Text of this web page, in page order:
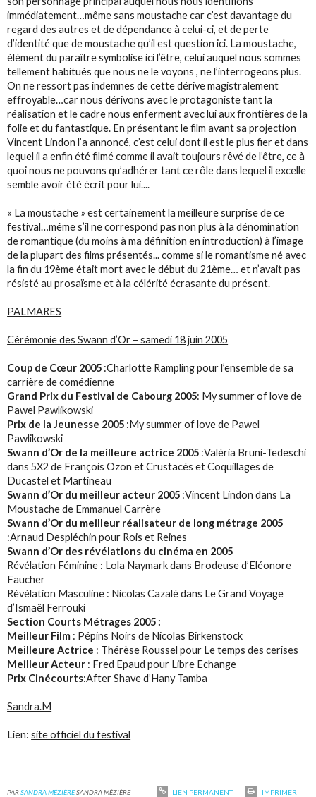
immédiatement…même sans moustache car c’est davantage du
regard des autres et de dépendance à celui-ci, et de perte
d’identité que de moustache qu’il est question ici. La moustache,
élément du paraître symbolise ici l’être, celui auquel nous sommes
tellement habitués que nous ne le voyons , ne l’interrogeons plus.
On ne ressort pas indemnes de cette dérive magistralement
effroyable…car nous dérivons avec le protagoniste tant la
réalisation et le cadre nous enferment avec lui aux frontières de la
folie et du fantastique. En présentant le film avant sa projection
Vincent Lindon l’a annoncé, c’est celui dont il est le plus fier et dans
lequel il a enfin été filmé comme il avait toujours rêvé de l’être, ce à
quoi nous ne pouvons qu’adhérer tant ce rôle dans lequel il excelle
semble avoir été écrit pour lui....
« La moustache » est certainement la meilleure surprise de ce
festival…même s’il ne correspond pas non plus à la dénomination
de romantique (du moins à ma définition en introduction) à l’image
de la plupart des films présentés... comme si le romantisme né avec
la fin du 19ème était mort avec le début du 21ème… et n’avait pas
résisté au prosaïsme et à la célérité écrasante du présent.
PALMARES
Cérémonie des Swann d’Or – samedi 18 juin 2005
Coup de Cœur 2005 :Charlotte Rampling pour l’ensemble de sa
carrière de comédienne
Grand Prix du Festival de Cabourg 2005: My summer of love de
Pawel Pawlikowski
Prix de la Jeunesse 2005 :My summer of love de Pawel
Pawlikowski
Swann d’Or de la meilleure actrice 2005 :Valéria Bruni-Tedeschi
dans 5X2 de François Ozon et Crustacés et Coquillages de
Ducastel et Martineau
Swann d’Or du meilleur acteur 2005 :Vincent Lindon dans La
Moustache de Emmanuel Carrère
Swann d’Or du meilleur réalisateur de long métrage 2005
:Arnaud Despléchin pour Rois et Reines
Swann d’Or des révélations du cinéma en 2005
Révélation Féminine : Lola Naymark dans Brodeuse d’Eléonore
Faucher
Révélation Masculine : Nicolas Cazalé dans Le Grand Voyage
d’Ismaël Ferrouki
Section Courts Métrages 2005 :
Meilleur Film : Pépins Noirs de Nicolas Birkenstock
Meilleure Actrice : Thérèse Roussel pour Le temps des cerises
Meilleur Acteur : Fred Epaud pour Libre Echange
Prix Cinécourts:After Shave d’Hany Tamba
Sandra.M
Lien:site officiel du festival
PARSANDRA MÉZIÈRESANDRA MÉZIÈRE LIEN PERMANENT
IMPRIMER